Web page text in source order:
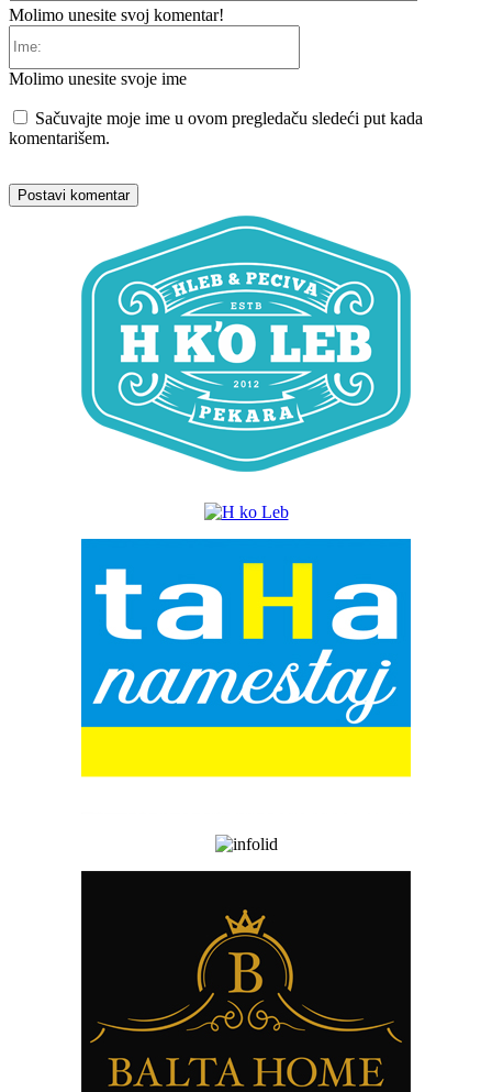
Molimo unesite svoj komentar!
Molimo unesite svoje ime
Sačuvajte moje ime u ovom pregledaču sledeći put kada
komentarišem.